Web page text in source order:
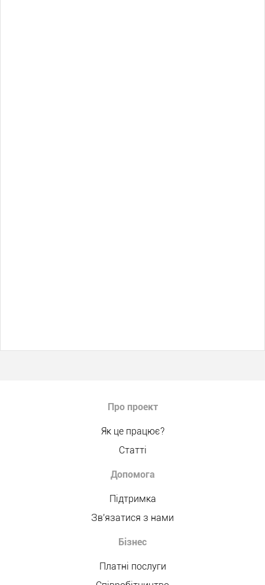
Про проект
Як це працює?
Статті
Допомога
Підтримка
Зв'язатися з нами
Бізнес
Платні послуги